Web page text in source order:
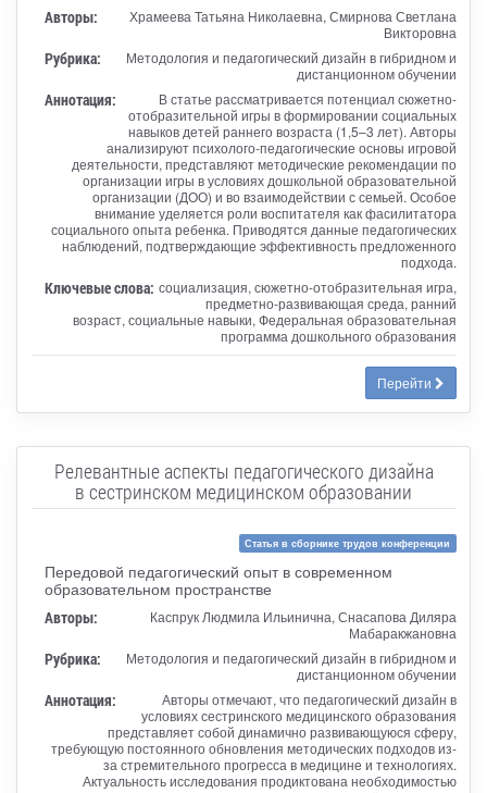
Авторы:
Храмеева Татьяна Николаевна, Смирнова Светлана
Викторовна
Рубрика:
Методология и педагогический дизайн в гибридном и
дистанционном обучении
Аннотация:
В статье рассматривается потенциал сюжетно-
отобразительной игры в формировании социальных
навыков детей раннего возраста (1,5–3 лет). Авторы
анализируют психолого-педагогические основы игровой
деятельности, представляют методические рекомендации по
организации игры в условиях дошкольной образовательной
организации (ДОО) и во взаимодействии с семьей. Особое
внимание уделяется роли воспитателя как фасилитатора
социального опыта ребенка. Приводятся данные педагогических
наблюдений, подтверждающие эффективность предложенного
подхода.
Ключевые слова: социализация, сюжетно-отобразительная игра,
предметно-развивающая среда, ранний
возраст, социальные навыки, Федеральная образовательная
программа дошкольного образования
Перейти
Релевантные аспекты педагогического дизайна
в сестринском медицинском образовании
Статья в сборнике трудов конференции
Передовой педагогический опыт в современном
образовательном пространстве
Авторы:
Каспрук Людмила Ильинична, Снасапова Диляра
Мабаракжановна
Рубрика:
Методология и педагогический дизайн в гибридном и
дистанционном обучении
Аннотация:
Авторы отмечают, что педагогический дизайн в
условиях сестринского медицинского образования
представляет собой динамично развивающуюся сферу,
требующую постоянного обновления методических подходов из-
за стремительного прогресса в медицине и технологиях.
Актуальность исследования продиктована необходимостью